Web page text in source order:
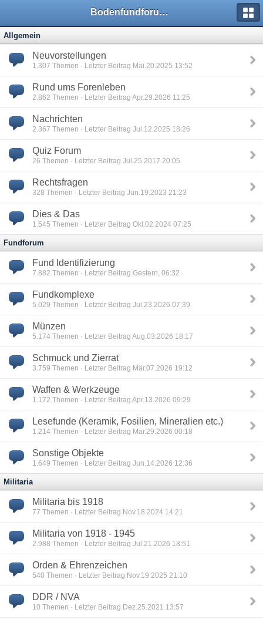
Bodenfundforum.com
Allgemein
Neuvorstellungen
1.307 Themen · Letzter Beitrag Mai.20.2025 13:52
Rund ums Forenleben
2.862 Themen · Letzter Beitrag Apr.29.2026 11:25
Nachrichten
2.367 Themen · Letzter Beitrag Jul.12.2025 18:26
Quiz Forum
26 Themen · Letzter Beitrag Jul.25.2017 20:05
Rechtsfragen
328 Themen · Letzter Beitrag Jun.19.2023 21:23
Dies & Das
1.545 Themen · Letzter Beitrag Okt.02.2024 07:25
Fundforum
Fund Identifizierung
7.882 Themen · Letzter Beitrag Gestern, 06:32
Fundkomplexe
5.029 Themen · Letzter Beitrag Jul.23.2026 07:39
Münzen
5.174 Themen · Letzter Beitrag Aug.03.2026 18:17
Schmuck und Zierrat
3.759 Themen · Letzter Beitrag Mär.07.2026 19:12
Waffen & Werkzeuge
1.172 Themen · Letzter Beitrag Apr.13.2026 09:29
Lesefunde (Keramik, Fosilien, Mineralien etc.)
1.214 Themen · Letzter Beitrag Mär.29.2026 00:18
Sonstige Objekte
1.649 Themen · Letzter Beitrag Jun.14.2026 12:36
Militaria
Militaria bis 1918
77 Themen · Letzter Beitrag Nov.18.2024 14:21
Militaria von 1918 - 1945
2.988 Themen · Letzter Beitrag Jul.21.2026 18:51
Orden & Ehrenzeichen
540 Themen · Letzter Beitrag Nov.19.2025 21:10
DDR / NVA
10 Themen · Letzter Beitrag Dez.25.2021 13:57